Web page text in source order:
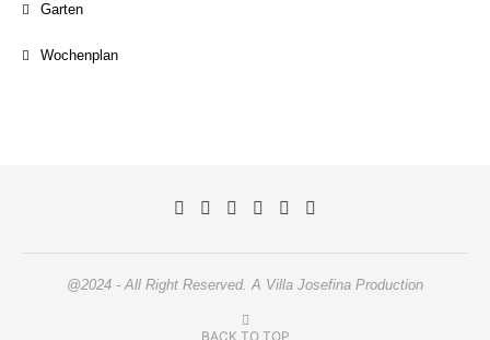
Garten
Wochenplan
@2024 - All Right Reserved. A Villa Josefina Production
BACK TO TOP